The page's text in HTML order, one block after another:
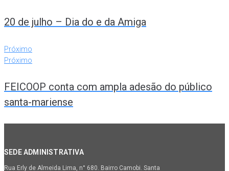
20 de julho – Dia do e da Amiga
Próximo
Próximo
FEICOOP conta com ampla adesão do público
santa-mariense
SEDE ADMINISTRATIVA
Rua Erly de Almeida Lima, n° 680. Bairro Camobi. Santa